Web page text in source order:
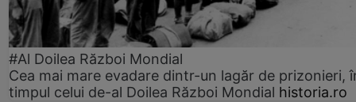
#Al Doilea Război Mondial
Cea mai mare evadare dintr-un lagăr de prizonieri,
timpul celui de-al Doilea Război Mondial historia.ro